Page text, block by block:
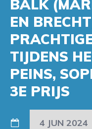
BALK
EN
TIJDENS
PEINS,
3E PRIJS
4 JUN 2024